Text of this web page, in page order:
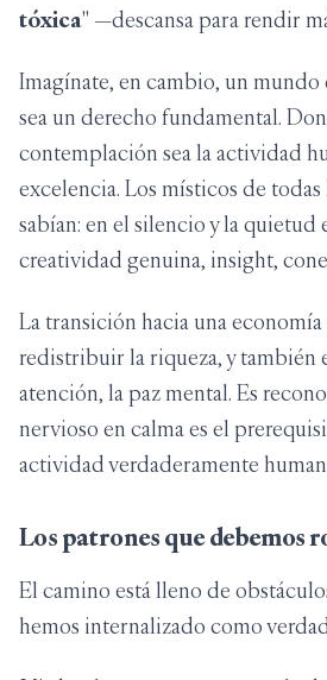
tóxica" —descansa para rendir
Imagínate, en cambio, un mundo
sea un derecho fundamental.
contemplación sea la actividad
excelencia. Los místicos de
sabían: en el silencio y la quietud
creatividad genuina, insight,
La transición hacia una
redistribuir la riqueza, y también
atención, la paz mental. Es
nervioso en calma es el
actividad verdaderamente
Los patrones que debemos
El camino está lleno de
hemos internalizado como